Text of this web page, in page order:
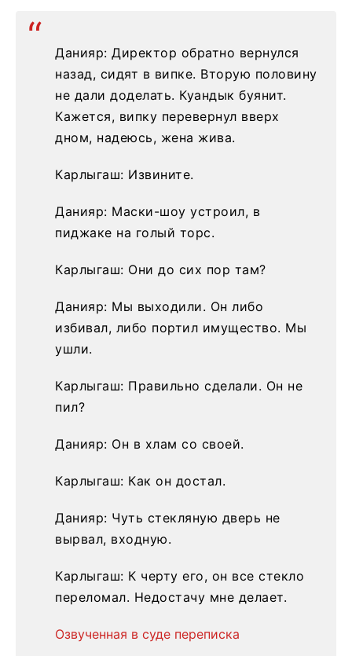
Данияр: Директор обратно вернулся
назад, сидят в випке. Вторую половину
не дали доделать. Куандык буянит.
Кажется, випку перевернул вверх
дном, надеюсь, жена жива.
Карлыгаш: Извините.
Данияр: Маски-шоу устроил, в
пиджаке на голый торс.
Карлыгаш: Они до сих пор там?
Данияр: Мы выходили. Он либо
избивал, либо портил имущество. Мы
ушли.
Карлыгаш: Правильно сделали. Он не
пил?
Данияр: Он в хлам со своей.
Карлыгаш: Как он достал.
Данияр: Чуть стекляную дверь не
вырвал, входную.
Карлыгаш: К черту его, он все стекло
переломал. Недостачу мне делает.
Озвученная в суде переписка